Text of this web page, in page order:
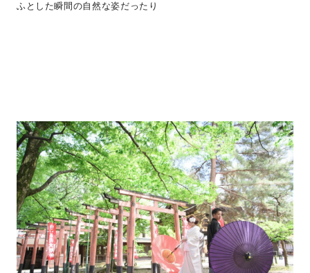
ふとした瞬間の自然な姿だったり